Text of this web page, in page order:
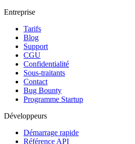
Entreprise
Tarifs
Blog
Support
CGU
Confidentialité
Sous-traitants
Contact
Bug Bounty
Programme Startup
Développeurs
Démarrage rapide
Référence API